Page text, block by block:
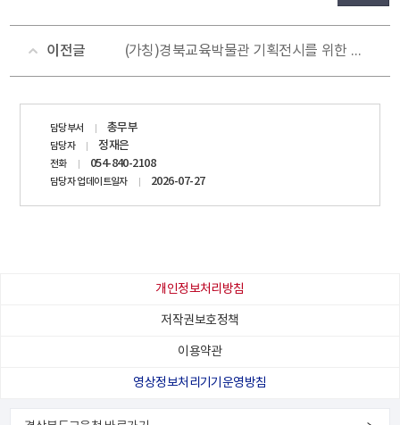
이전글 (가칭)경북교육박물관 기획전시를 위한 추억 이야기 및 관련 자료 공개 수집
담당부서 총무부
담당자 정재은
전화 054-840-2108
담당자 업데이트일자 2026-07-27
개인정보처리방침
저작권보호정책
이용약관
영상정보처리기기운영방침